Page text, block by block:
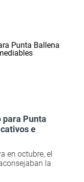
para Punta
e
en octubre, el
la